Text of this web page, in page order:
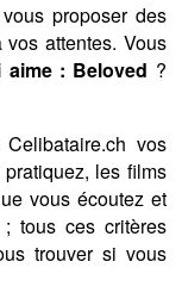
proposer des
attentes. Vous
aime : Beloved ?
vos
les films
vous écoutez et
tous ces critères
trouver si vous